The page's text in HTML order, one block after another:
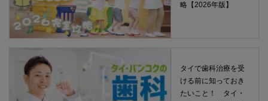
略【2026年版】
タイで歯科治療を受
ける前に知っておき
たいこと！ タイ・